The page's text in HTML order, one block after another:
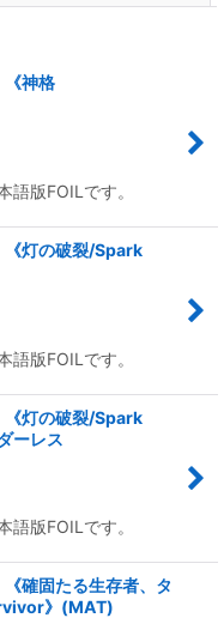
神格
語版FOILです。
灯の破裂/Spark
語版FOILです。
灯の破裂/Spark
ーレス
語版FOILです。
確固たる生存者、タ
》(MAT)